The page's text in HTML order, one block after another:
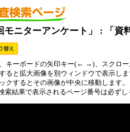
モニターアンケート」 : 「
キーボードの矢印キー(← →)、スクロ
ると拡大画像を別ウィンドウで表示し
クするとその画像が中央に移動します。
索結果で表示されるページ番号は必ず